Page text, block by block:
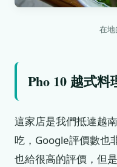
在地
Pho 10 越式料
這家店是我們抵達越
吃，Google評價數也
也給很高的評價，但